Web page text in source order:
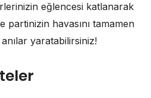
eğlencesi katlanarak
partinizin havasını tamamen
yaratabilirsiniz!